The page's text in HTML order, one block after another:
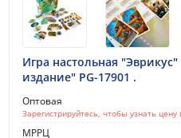
Игра настольная
издание" PG-17901 .
Оптовая
Зарегистрируйтесь, чтобы узнать
МРРЦ